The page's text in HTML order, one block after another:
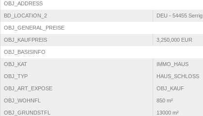
OBJ_ADDRESS
BD_LOCATION_2 DEU - 54455 Serrig
OBJ_GENERAL_PREISE
OBJ_KAUFPREIS 3,250,000 EUR
OBJ_BASISINFO
OBJ_KAT IMMO_HAUS
OBJ_TYP HAUS_SCHLOSS
OBJ_ART_EXPOSE OBJ_KAUF
OBJ_WOHNFL 850 m²
OBJ_GRUNDSTFL 13000 m²